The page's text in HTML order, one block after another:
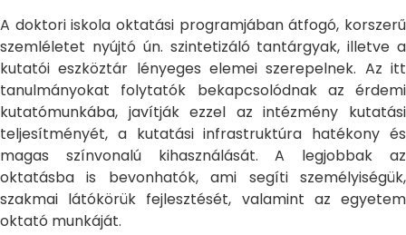
A doktori iskola oktatási programjában átfogó, korszerű
szemléletet nyújtó ún. szintetizáló tantárgyak, illetve a
kutatói eszköztár lényeges elemei szerepelnek. Az itt
tanulmányokat folytatók bekapcsolódnak az érdemi
kutatómunkába, javítják ezzel az intézmény kutatási
teljesítményét, a kutatási infrastruktúra hatékony és
magas színvonalú kihasználását. A legjobbak az
oktatásba is bevonhatók, ami segíti személyiségük,
szakmai látókörük fejlesztését, valamint az egyetem
oktató munkáját.